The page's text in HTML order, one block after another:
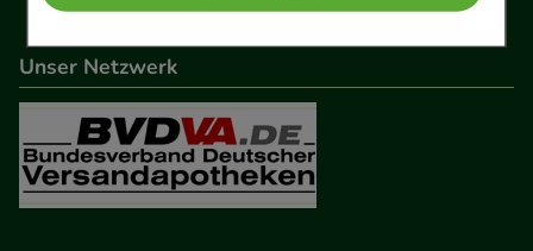
Komfort:Diese Cookies werden genutzt um das
Einkaufserlebnis noch ansprechender zu gestalten,
beispielsweise für die Wiedererkennung des
Besuchers oder unsere Seite an bevorzugte
Verhaltensweisen (z.B. Spracheinstellung)
anzupassen. Komfort-Cookies ermöglichen es uns
auch auf Ihre Bedürfnisse zugeschrittene Inhalte
Unser Netzwerk